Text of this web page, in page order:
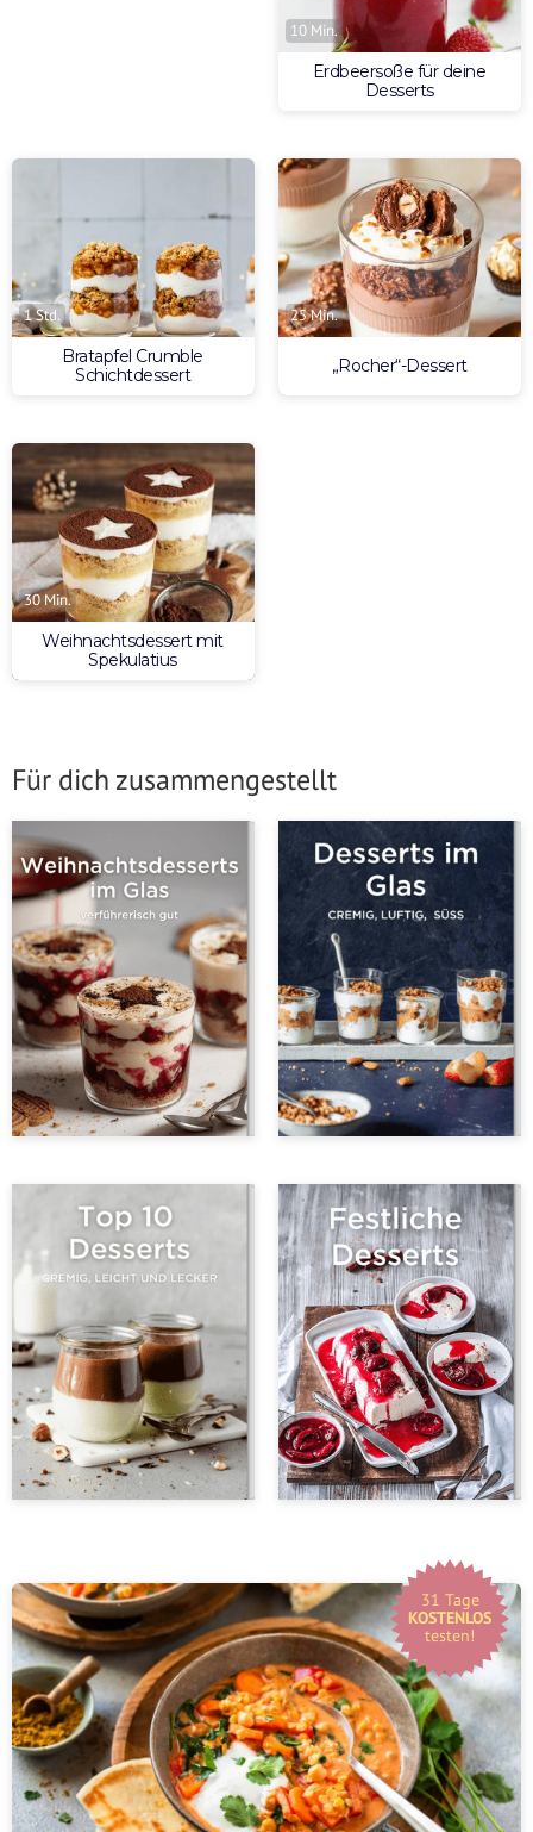
10 Min.
Erdbeersoße für deine
Desserts
1 Std.
Bratapfel Crumble
Schichtdessert
25 Min.
„Rocher“-Dessert
30 Min.
Weihnachtsdessert mit
Spekulatius
Für dich zusammengestellt
31 Tage
KOSTENLOS
testen!